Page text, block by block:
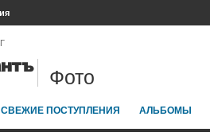
Фото
СВЕЖИЕ ПОСТУПЛЕНИЯ АЛЬБОМЫ